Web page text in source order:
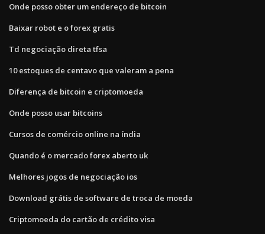
Onde posso obter um endereço de bitcoin
Baixar robot e o forex gratis
Td negociação direta tfsa
10 estoques de centavo que valeram a pena
Diferença de bitcoin e criptomoeda
Onde posso usar bitcoins
Cursos de comércio online na índia
Quando é o mercado forex aberto uk
Melhores jogos de negociação ios
Download grátis de software de troca de moeda
Criptomoeda do cartão de crédito visa